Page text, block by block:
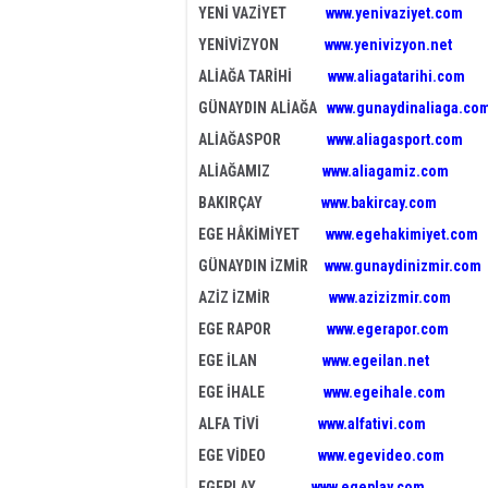
YENİ VAZİYET www.yenivaziyet.com
YENİVİZYON www.yenivizyon.net
ALİAĞA TARİHİ www.aliagatarihi.com
GÜNAYDIN ALİAĞA
ALİAĞASPOR www.aliagasport.com
ALİAĞAMIZ www.aliagamiz.com
BAKIRÇAY www.bakircay.com
EGE HÂKİMİYET www.egehakimiyet.com
GÜNAYDIN İZMİR www.gunaydinizmir.com
AZİZ İZMİR www.azizizmir.com
EGE RAPOR www.egerapor.com
EGE İLAN www.egeilan.net
EGE İHALE www.egeihale.com
ALFA TİVİ www.alfativi.com
EGE VİDEO www.egevideo.com